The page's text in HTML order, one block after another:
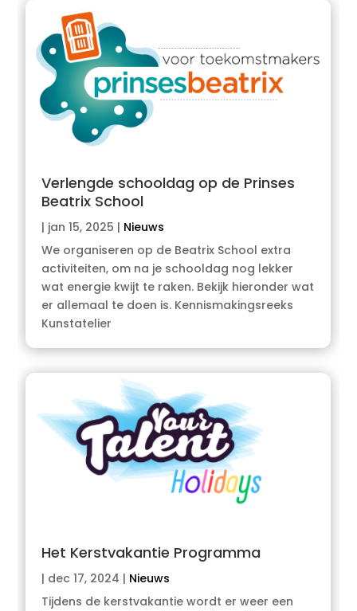
Verlengde schooldag op de Prinses
Beatrix School
| jan 15, 2025 | Nieuws
We organiseren op de Beatrix School extra
activiteiten, om na je schooldag nog lekker
wat energie kwijt te raken. Bekijk hieronder wat
er allemaal te doen is. Kennismakingsreeks
Kunstatelier
Het Kerstvakantie Programma
| dec 17, 2024 | Nieuws
Tijdens de kerstvakantie wordt er weer een